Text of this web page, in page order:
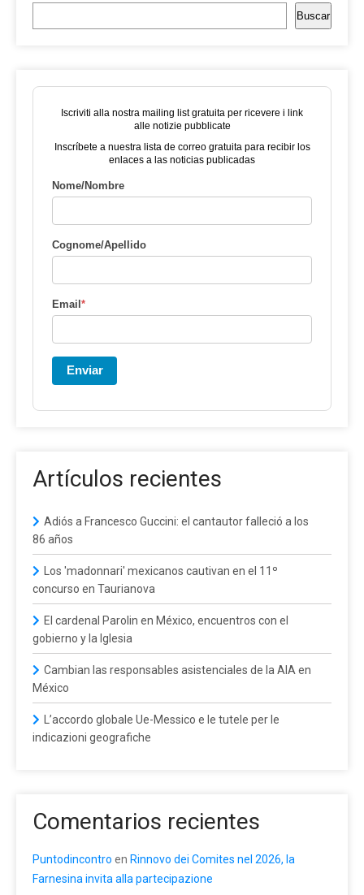
Buscar
Iscriviti alla nostra mailing list gratuita per ricevere i link
alle notizie pubblicate
Inscríbete a nuestra lista de correo gratuita para recibir los
enlaces a las noticias publicadas
Nome/Nombre
Cognome/Apellido
Email*
Enviar
Artículos recientes
Adiós a Francesco Guccini: el cantautor falleció a los
86 años
Los 'madonnari' mexicanos cautivan en el 11º
concurso en Taurianova
El cardenal Parolin en México, encuentros con el
gobierno y la Iglesia
Cambian las responsables asistenciales de la AIA en
México
L’accordo globale Ue-Messico e le tutele per le
indicazioni geografiche
Comentarios recientes
Puntodincontro en Rinnovo dei Comites nel 2026, la
Farnesina invita alla partecipazione